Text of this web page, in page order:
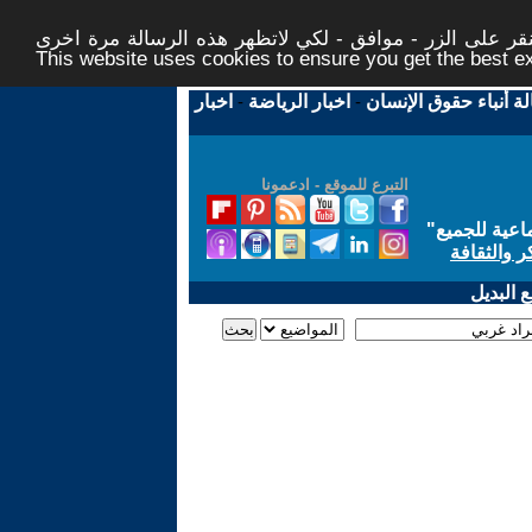
على الزر - موافق - لكي لاتظهر هذه الرسالة مرة اخرى -
This website uses cookies to ensure you get the best
أنباء حقوق الإنسان - اخبار الرياضة - اخبار
التبرع للموقع - ادعمونا
للجميع"
والثقافة
البديل